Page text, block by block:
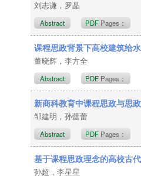
刘志谦，罗晶
Abstract PDF Pages：
课程思政背景下高校建筑给
董晓辉，李方全
Abstract PDF Pages：
新商科教育中课程思政与思
邹建明，孙蕾蕾
Abstract PDF Pages：
基于课程思政理念的高校古
孙超，李星星